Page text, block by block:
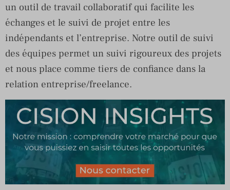
un outil de travail collaboratif qui facilite les
échanges et le suivi de projet entre les
indépendants et l’entreprise. Notre outil de suivi
des équipes permet un suivi rigoureux des projets
et nous place comme tiers de confiance dans la
relation entreprise/freelance.